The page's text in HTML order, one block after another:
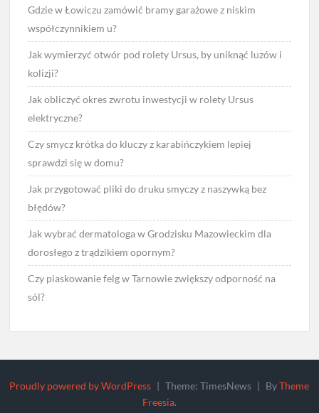
Gdzie w Łowiczu zamówić bramy garażowe z niskim
współczynnikiem u?
Jak wymierzyć otwór pod rolety Ursus, by uniknąć luzów i
kolizji?
Jak obliczyć okres zwrotu inwestycji w rolety Ursus
elektryczne?
Czy smycz krótka do kluczy z karabińczykiem lepiej
sprawdzi się w domu?
Jak przygotować pliki do druku smyczy z naszywką bez
błędów?
Jak wybrać dermatologa w Grodzisku Mazowieckim dla
dorosłego z trądzikiem opornym?
Czy piaskowanie felg w Tarnowie zwiększy odporność na
sól?
Proudly powered by WordPress | Theme: TimesNews | ByTheme
Freesia.